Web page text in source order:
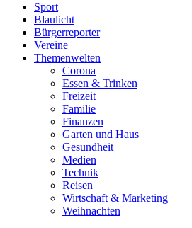
Sport
Blaulicht
Bürgerreporter
Vereine
Themenwelten
Corona
Essen & Trinken
Freizeit
Familie
Finanzen
Garten und Haus
Gesundheit
Medien
Technik
Reisen
Wirtschaft & Marketing
Weihnachten